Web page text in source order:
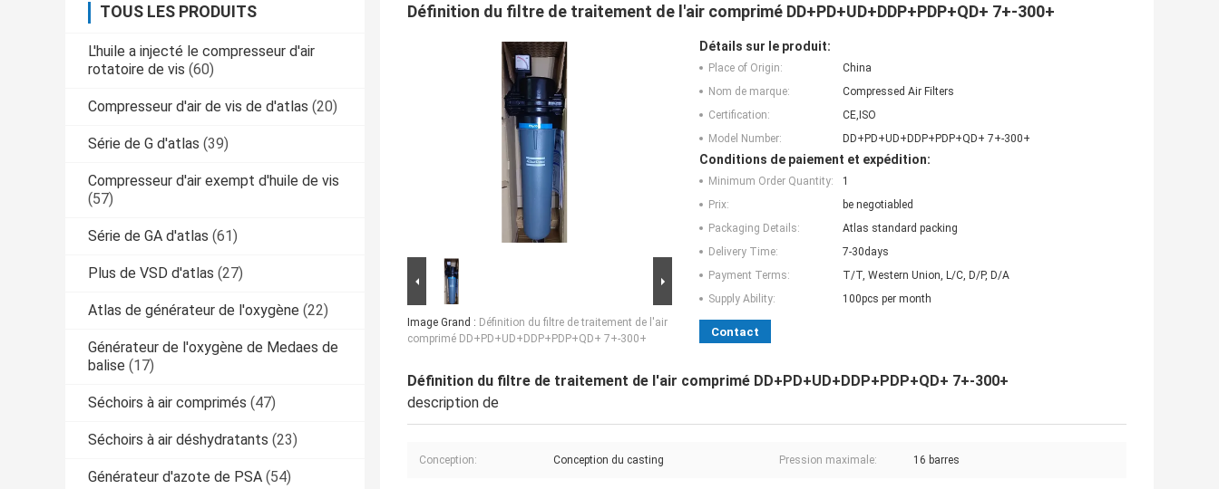
TOUS LES PRODUITS
L'huile a injecté le compresseur d'air
rotatoire de vis (60)
Compresseur d'air de vis de d'atlas (20)
Série de G d'atlas (39)
Compresseur d'air exempt d'huile de vis
(57)
Série de GA d'atlas (61)
Plus de VSD d'atlas (27)
Atlas de générateur de l'oxygène (22)
Générateur de l'oxygène de Medaes de
balise (17)
Séchoirs à air comprimés (47)
Séchoirs à air déshydratants (23)
Générateur d'azote de PSA (54)
Définition du filtre de traitement de l'air comprimé DD+PD+UD+DDP+PDP+QD+ 7+-300+
Image Grand : Définition du filtre de traitement de l'air
comprimé DD+PD+UD+DDP+PDP+QD+ 7+-300+
Détails sur le produit:
Place of Origin:
China
Nom de marque:
Compressed Air Filters
Certification:
CE,ISO
Model Number:
DD+PD+UD+DDP+PDP+QD+ 7+-300+
Conditions de paiement et expédition:
Minimum Order Quantity:
1
Prix:
be negotiabled
Packaging Details:
Atlas standard packing
Delivery Time:
7-30days
Payment Terms:
T/T, Western Union, L/C, D/P, D/A
Supply Ability:
100pcs per month
Contact
Définition du filtre de traitement de l'air comprimé DD+PD+UD+DDP+PDP+QD+ 7+-300+
description de
Conception: Conception du casting Pression maximale: 16 barres